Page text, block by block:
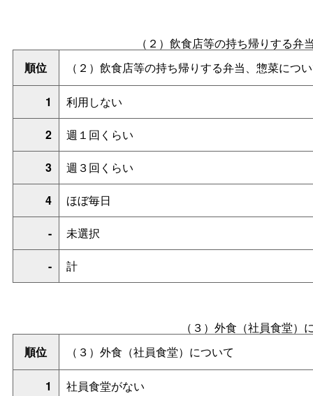
（２）飲食店等の持ち帰りする弁
順位
（２）飲食店等の持ち帰りする弁当、惣菜につ
1 利用しない
2 週１回くらい
3 週３回くらい
4 ほぼ毎日
- 未選択
- 計
（３）外食（社員食堂）
順位
（３）外食（社員食堂）について
1 社員食堂がない